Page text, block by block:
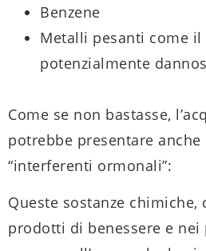
Benzene
Metalli pesanti come il
potenzialmente
Come se non bastasse,
potrebbe presentare
“interferenti ormonali”:
Queste sostanze chimiche,
prodotti di benessere e